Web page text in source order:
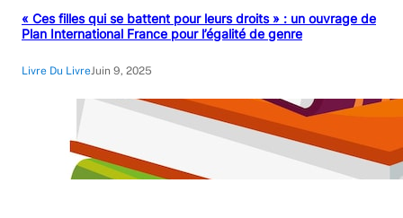
« Ces filles qui se battent pour leurs droits » : un ouvrage de
Plan International France pour l’égalité de genre
Livre Du LivreJuin 9, 2025